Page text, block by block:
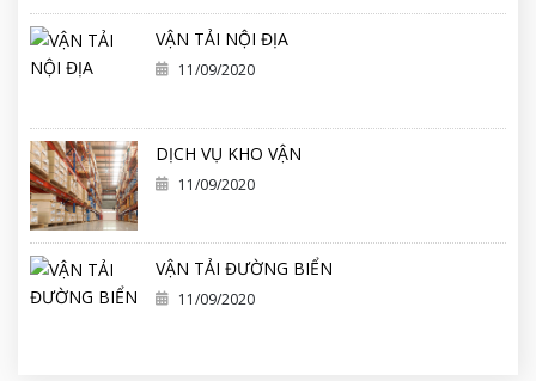
VẬN TẢI NỘI ĐỊA
11/09/2020
DỊCH VỤ KHO VẬN
11/09/2020
VẬN TẢI ĐƯỜNG BIỂN
11/09/2020